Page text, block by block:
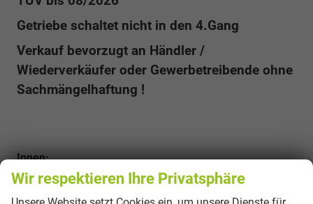
Getriebe schaltet nicht in den 4.Gang
Verkauf bevorzugt an Händler /
Wiederverkäufer oder Gewerbetreibende ohne
Sachmängelhaftung !
Innen:
Fensterheber elektrisch vorn
Armlehne für Fahrersitz
Wir respektieren Ihre Privatsphäre